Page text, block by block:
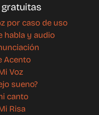
por caso de uso
habla y audio
Acento
Voz
sueno?
canto
Risa